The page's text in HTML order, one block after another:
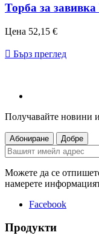
Торба за
Цена 52,15 €
 Бърз преглед
Получавайте новини
Можете да се
намерете
Facebook
Продукти